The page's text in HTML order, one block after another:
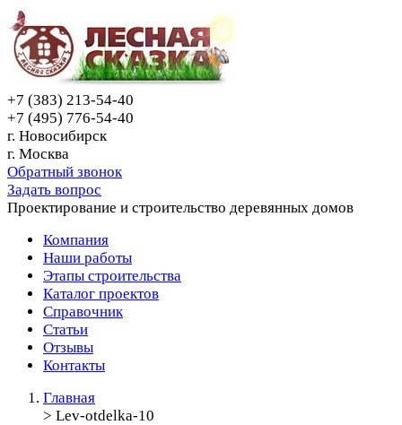
+7 (383) 213-54-40
+7 (495) 776-54-40
г. Новосибирск
г. Москва
Обратный звонок
Задать вопрос
Проектирование и строительство деревянных домов
Компания
Наши работы
Этапы строительства
Каталог проектов
Справочник
Статьи
Отзывы
Контакты
Главная
> Lev-otdelka-10